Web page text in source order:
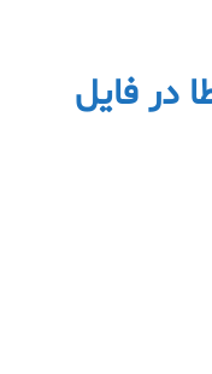
در فایل